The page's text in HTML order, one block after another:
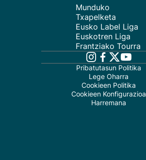
Munduko
Txapelketa
Eusko Label Liga
Euskotren Liga
Frantziako Tourra
Pribatutasun Politika
Lege Oharra
Cookieen Politika
Cookieen Konfigurazioa
Harremana